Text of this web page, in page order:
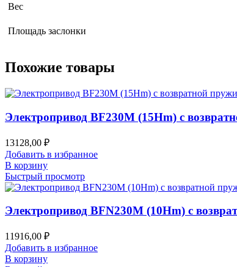
Вес
Площадь заслонки
Похожие товары
Электропривод BF230M (15Hm) с
13128,00 ₽
Добавить в избранное
В корзину
Быстрый просмотр
Электропривод BFN230M (10Hm) с
11916,00 ₽
Добавить в избранное
В корзину